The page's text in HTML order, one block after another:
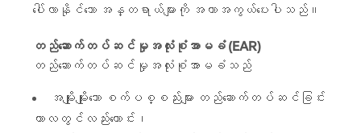
ပေါ်လာနိုင်သော အန္တရာယ်များကို အကာအကွယ်ပေးပါသည်။
တည်ဆောက်တပ်ဆင်မှုအလုံးစုံအာမခံ (EAR)
တည်ဆောက်တပ်ဆင်မှုအလုံးစုံအာမခံသည်
အမျိုးမျိုးသော စက်ပစ္စည်းများ တည်ဆောက်တပ်ဆင်ခြင်း
ကာလတွင်လည်းကောင်း၊